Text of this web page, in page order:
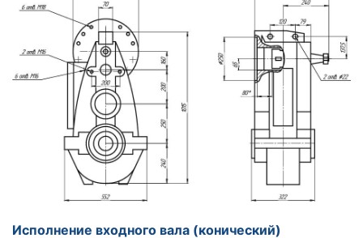
Исполнение входного вала (конический)